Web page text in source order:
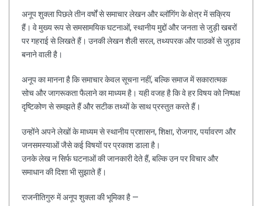
अनूप शुक्ला पिछले तीन वर्षों से समाचार लेखन और ब्लॉगिंग के क्षेत्र में सक्रिय
हैं। वे मुख्य रूप से समसामयिक घटनाओं, स्थानीय मुद्दों और जनता से जुड़ी खबरों
पर गहराई से लिखते हैं। उनकी लेखन शैली सरल, तथ्यपरक और पाठकों से जुड़ाव
बनाने वाली है।
अनूप का मानना है कि समाचार केवल सूचना नहीं, बल्कि समाज में सकारात्मक
सोच और जागरूकता फैलाने का माध्यम है। यही वजह है कि वे हर विषय को निष्पक्ष
दृष्टिकोण से समझते हैं और सटीक तथ्यों के साथ प्रस्तुत करते हैं।
उन्होंने अपने लेखों के माध्यम से स्थानीय प्रशासन, शिक्षा, रोजगार, पर्यावरण और
जनसमस्याओं जैसे कई विषयों पर प्रकाश डाला है।
उनके लेख न सिर्फ घटनाओं की जानकारी देते हैं, बल्कि उन पर विचार और
समाधान की दिशा भी सुझाते हैं।
राजनीतिगुरु में अनूप शुक्ला की भूमिका है —